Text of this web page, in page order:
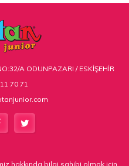
A ODUNPAZARI / ESKİŞEHİR
70 71
hakkında bilgi sahibi olmak için